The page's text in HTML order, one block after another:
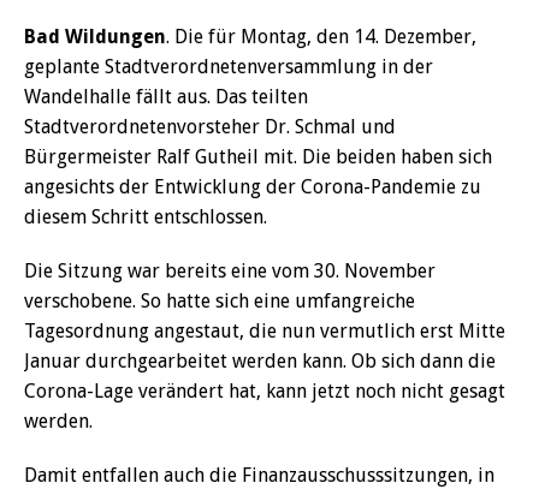
Bad Wildungen. Die für Montag, den 14. Dezember,
geplante Stadtverordnetenversammlung in der
Wandelhalle fällt aus. Das teilten
Stadtverordnetenvorsteher Dr. Schmal und
Bürgermeister Ralf Gutheil mit. Die beiden haben sich
angesichts der Entwicklung der Corona-Pandemie zu
diesem Schritt entschlossen.
Die Sitzung war bereits eine vom 30. November
verschobene. So hatte sich eine umfangreiche
Tagesordnung angestaut, die nun vermutlich erst Mitte
Januar durchgearbeitet werden kann. Ob sich dann die
Corona-Lage verändert hat, kann jetzt noch nicht gesagt
werden.
Damit entfallen auch die Finanzausschusssitzungen, in